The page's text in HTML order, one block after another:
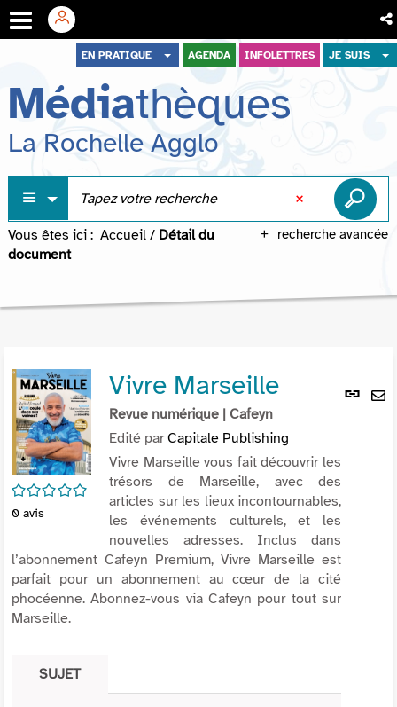
menu
contenu
recherche
EN PRATIQUE AGENDA INFOLETTRES JE SUIS
Médiathèques
La Rochelle Agglo
recherche avancée
Vous êtes ici : Accueil / Détail du
document
Lien
/5
0 avis
Vivre Marseille
Revue numérique | Cafeyn
Edité parCapitale Publishing
Vivre Marseille vous fait découvrir les
trésors de Marseille, avec des
articles sur les lieux incontournables,
les événements culturels, et les
nouvelles adresses. Inclus dans
l’abonnement Cafeyn Premium, Vivre Marseille est
parfait pour un abonnement au cœur de la cité
phocéenne. Abonnez-vous via Cafeyn pour tout sur
Marseille.
SUJET